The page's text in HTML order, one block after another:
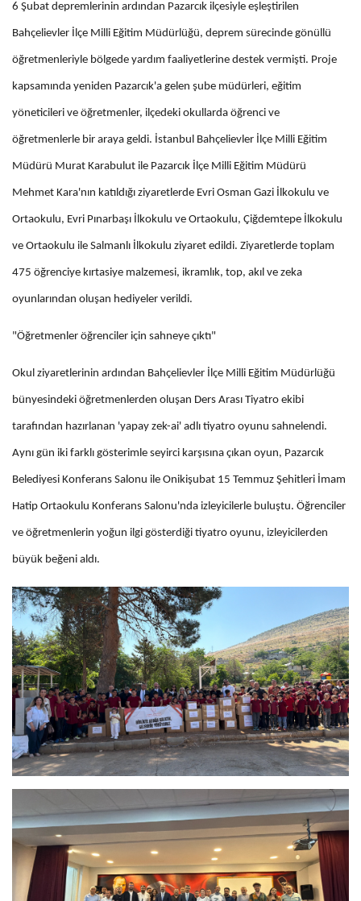
6 Şubat depremlerinin ardından Pazarcık ilçesiyle eşleştirilen
Bahçelievler İlçe Milli Eğitim Müdürlüğü, deprem sürecinde gönüllü
öğretmenleriyle bölgede yardım faaliyetlerine destek vermişti. Proje
kapsamında yeniden Pazarcık'a gelen şube müdürleri, eğitim
yöneticileri ve öğretmenler, ilçedeki okullarda öğrenci ve
öğretmenlerle bir araya geldi. İstanbul Bahçelievler İlçe Milli Eğitim
Müdürü Murat Karabulut ile Pazarcık İlçe Milli Eğitim Müdürü
Mehmet Kara'nın katıldığı ziyaretlerde Evri Osman Gazi İlkokulu ve
Ortaokulu, Evri Pınarbaşı İlkokulu ve Ortaokulu, Çiğdemtepe İlkokulu
ve Ortaokulu ile Salmanlı İlkokulu ziyaret edildi. Ziyaretlerde toplam
475 öğrenciye kırtasiye malzemesi, ikramlık, top, akıl ve zeka
oyunlarından oluşan hediyeler verildi.
"Öğretmenler öğrenciler için sahneye çıktı"
Okul ziyaretlerinin ardından Bahçelievler İlçe Milli Eğitim Müdürlüğü
bünyesindeki öğretmenlerden oluşan Ders Arası Tiyatro ekibi
tarafından hazırlanan 'yapay zek-ai' adlı tiyatro oyunu sahnelendi.
Aynı gün iki farklı gösterimle seyirci karşısına çıkan oyun, Pazarcık
Belediyesi Konferans Salonu ile Onikişubat 15 Temmuz Şehitleri İmam
Hatip Ortaokulu Konferans Salonu'nda izleyicilerle buluştu. Öğrenciler
ve öğretmenlerin yoğun ilgi gösterdiği tiyatro oyunu, izleyicilerden
büyük beğeni aldı.